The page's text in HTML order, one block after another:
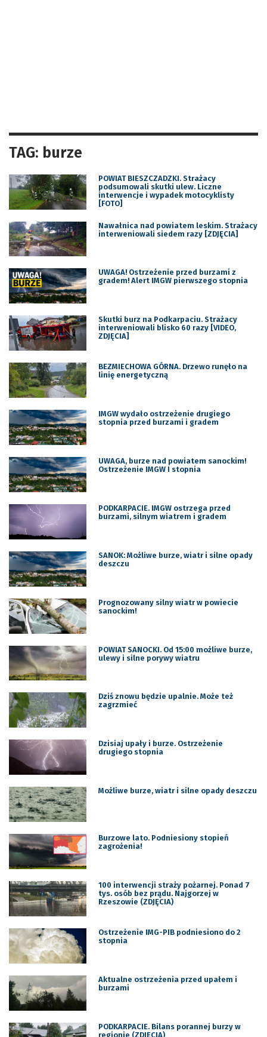
TAG: burze
POWIAT BIESZCZADZKI. Strażacy
podsumowali skutki ulew. Liczne
interwencje i wypadek motocyklisty
[FOTO]
Nawałnica nad powiatem leskim. Strażacy
interweniowali siedem razy [ZDJĘCIA]
UWAGA! Ostrzeżenie przed burzami z
gradem! Alert IMGW pierwszego stopnia
Skutki burz na Podkarpaciu. Strażacy
interweniowali blisko 60 razy [VIDEO,
ZDJĘCIA]
BEZMIECHOWA GÓRNA. Drzewo runęło na
linię energetyczną
IMGW wydało ostrzeżenie drugiego
stopnia przed burzami i gradem
UWAGA, burze nad powiatem sanockim!
Ostrzeżenie IMGW I stopnia
PODKARPACIE. IMGW ostrzega przed
burzami, silnym wiatrem i gradem
SANOK: Możliwe burze, wiatr i silne opady
deszczu
Prognozowany silny wiatr w powiecie
sanockim!
POWIAT SANOCKI. Od 15:00 możliwe burze,
ulewy i silne porywy wiatru
Dziś znowu będzie upalnie. Może też
zagrzmieć
Dzisiaj upały i burze. Ostrzeżenie
drugiego stopnia
Możliwe burze, wiatr i silne opady deszczu
Burzowe lato. Podniesiony stopień
zagrożenia!
100 interwencji straży pożarnej. Ponad 7
tys. osób bez prądu. Najgorzej w
Rzeszowie (ZDJĘCIA)
Ostrzeżenie IMG-PIB podniesiono do 2
stopnia
Aktualne ostrzeżenia przed upałem i
burzami
PODKARPACIE. Bilans porannej burzy w
regionie (ZDJĘCIA)